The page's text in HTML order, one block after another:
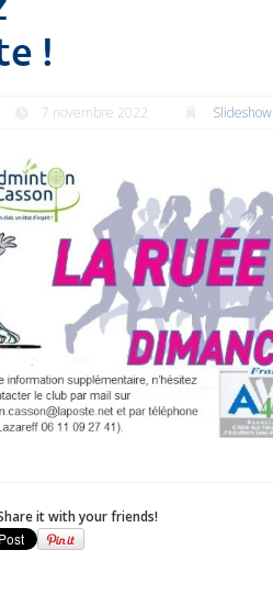
!
7 novembre 2022 Slideshow
it with your friends!